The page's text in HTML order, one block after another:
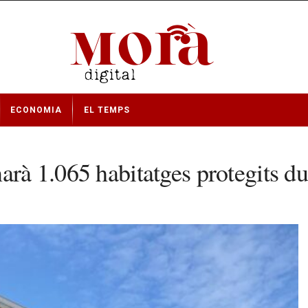
ECONOMIA EL TEMPS
1.065 habitatges protegits